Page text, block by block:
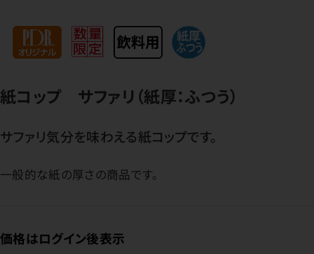
紙コップ サファリ（紙厚：ふつう）
サファリ気分を味わえる紙コップです。
一般的な紙の厚さの商品です。
価格はログイン後表示